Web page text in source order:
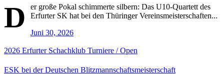
D
er große Pokal schimmerte silbern: Das U10-Quartett des
Erfurter SK hat bei den Thüringer Vereinsmeisterschaften...
Juni 30, 2026
2026 Erfurter Schachklub Turniere / Open
ESK bei der Deutschen Blitzmannschaftsmeisterschaft